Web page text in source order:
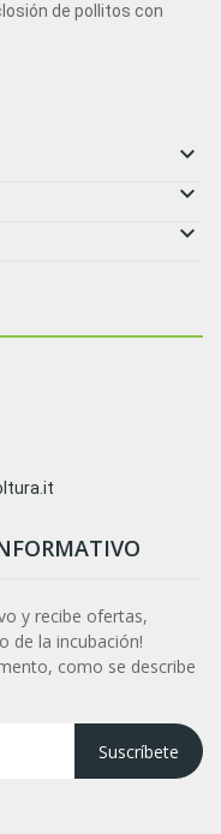
de pollitos con



y recibe ofertas,
de la incubación!
como se describe
Suscríbete